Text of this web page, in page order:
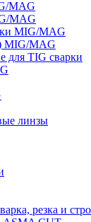
MAG
MAG
MIG/MAG
MIG/MAG
для TIG сварки
линзы
резка и